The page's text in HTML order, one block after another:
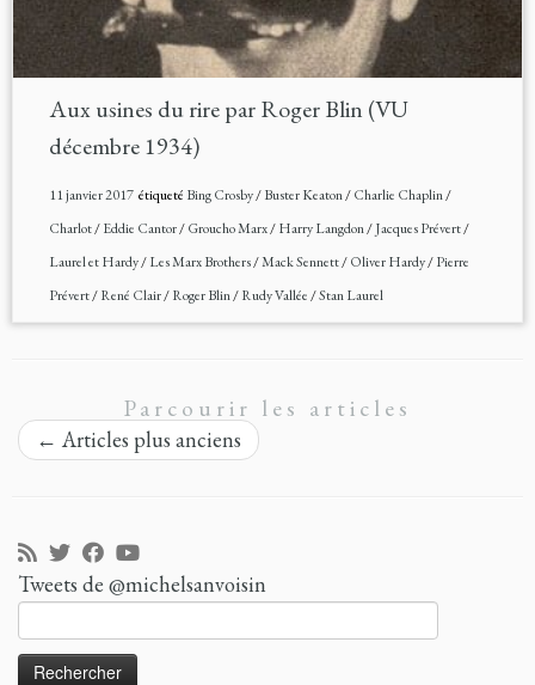
Aux usines du rire par Roger Blin (VU
décembre 1934)
11 janvier 2017étiqueté Bing Crosby/Buster Keaton/Charlie Chaplin/
Charlot/Eddie Cantor/Groucho Marx/Harry Langdon/Jacques Prévert/
Laurel et Hardy/Les Marx Brothers/Mack Sennett/Oliver Hardy/Pierre
Prévert/René Clair/Roger Blin/Rudy Vallée/Stan Laurel
Parcourir les articles
← Articles plus anciens
Tweets de @michelsanvoisin